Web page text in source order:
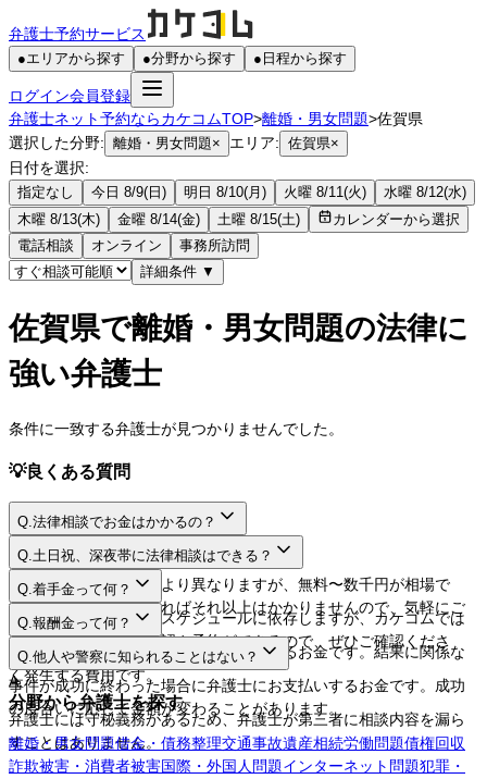
弁護士予約サービス
●エリアから探す ●分野から探す ● 日程から探す
ログイン会員登録
弁護士ネット予約ならカケコムTOP>離婚・男女問題>佐賀県
選択した分野: 離婚・男女問題× エリア: 佐賀県×
日付を選択:
指定なし 今日 8/9(日) 明日 8/10(月) 火曜 8/11(火)
水曜 8/12(水)
木曜 8/13(木)
金曜 8/14(金) 土曜 8/15(土)
カレンダーから選択
電話相談
オンライン
事務所訪問
詳細条件 ▼
佐賀県で離婚・男女問題の法律に
強い弁護士
条件に一致する弁護士が見つかりませんでした。
💡良くある質問
Q.法律相談でお金はかかるの？
A.
法律相談料は弁護士により異なりますが、無料〜数千円が相場で
す。相談するだけであればそれ以上はかかりませんので、気軽にご
利用してください。
Q.土日祝、深夜帯に法律相談はできる？
A.
日程や時間は弁護士のスケジュールに依存しますが、カケコムでは
ネットから空き枠の確認や予約ができるので、ぜひご確認くださ
い。
Q.着手金って何？
A.
弁護士に事件を依頼する際にお支払いするお金です。結果に関係な
く発生する費用です。
Q.報酬金って何？
A.
事件が成功に終わった場合に弁護士にお支払いするお金です。成功
の度合いに応じて金額が変わることがあります。
Q.他人や警察に知られることはない？
A.
弁護士には守秘義務があるため、弁護士が第三者に相談内容を漏ら
すことはありません。
分野から弁護士を探す
離婚・男女問題借金・債務整理交通事故遺産相続労働問題債権回収
詐欺被害・消費者被害国際・外国人問題インターネット問題犯罪・